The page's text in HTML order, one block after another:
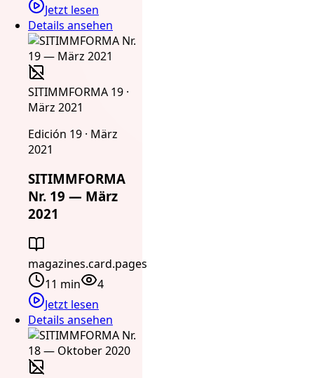
Jetzt lesen
Details ansehen
SITIMMFORMA 19 ·
März 2021
Edición 19 · März
2021
SITIMMFORMA
Nr. 19 — März
2021
magazines.card.pages
11 min
4
Jetzt lesen
Details ansehen